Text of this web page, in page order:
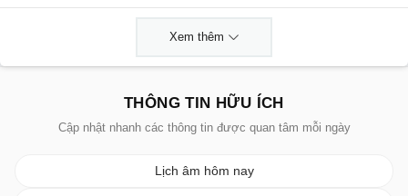
Xem thêm
THÔNG TIN HỮU ÍCH
Cập nhật nhanh các thông tin được quan tâm mỗi ngày
Lịch âm hôm nay